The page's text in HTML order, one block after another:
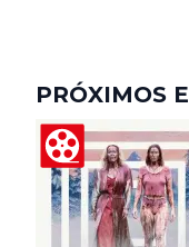
PRÓXIMOS